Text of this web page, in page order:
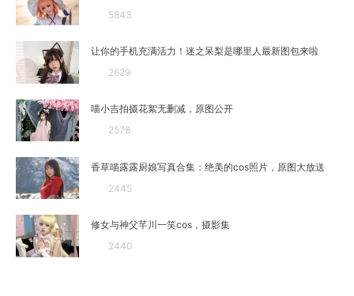
5843
让你的手机充满活力！迷之呆梨是哪里人最新图包来啦
2629
喵小吉拍摄花絮无删减，原图公开
2578
香草喵露露厨娘写真合集：绝美的cos照片，原图大放送
2445
修女与神父芊川一笑cos，摄影集
2440